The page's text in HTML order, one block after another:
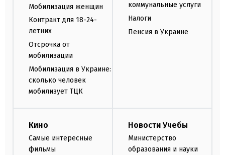
Мобилизация женщин
Контракт для 18-24-
летних
Отсрочка от
мобилизации
Мобилизация в Украине:
сколько человек
мобилизует ТЦК
коммунальные услуги
Налоги
Пенсия в Украине
Кино
Самые интересные
фильмы
Новости Учебы
Министерство
образования и науки